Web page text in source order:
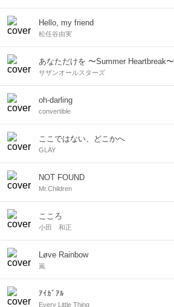
Hello, my friend
松任谷由実
あなただけを 〜Summer Heartbreak〜
サザンオールスターズ
oh-darling
convertible
ここではない、どこかへ
GLAY
NOT FOUND
Mr.Children
こころ
小田 和正
Løve Rainbow
嵐
ｱｲｶﾞｱﾙ
Every Little Thing